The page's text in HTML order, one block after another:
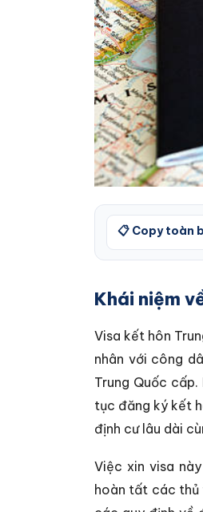
📋 Copy toàn
Khái niệm
Visa kết hôn
nhân với công
Trung Quốc
tục đăng ký kết
định cư lâu dài
Việc xin visa
hoàn tất các thủ